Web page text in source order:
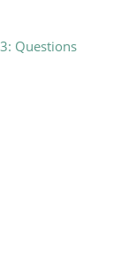
Questions